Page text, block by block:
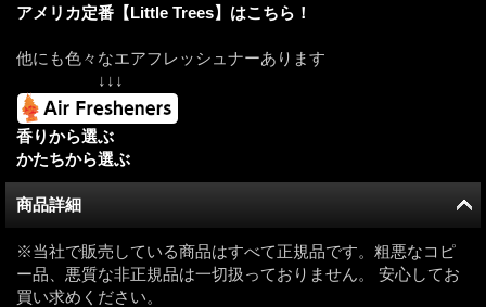
アメリカ定番【Little Trees】はこちら！
他にも色々なエアフレッシュナーあります
↓↓↓
香りから選ぶ
かたちから選ぶ
商品詳細
※当社で販売している商品はすべて正規品です。粗悪なコピ
ー品、悪質な非正規品は一切扱っておりません。 安心してお
買い求めください。